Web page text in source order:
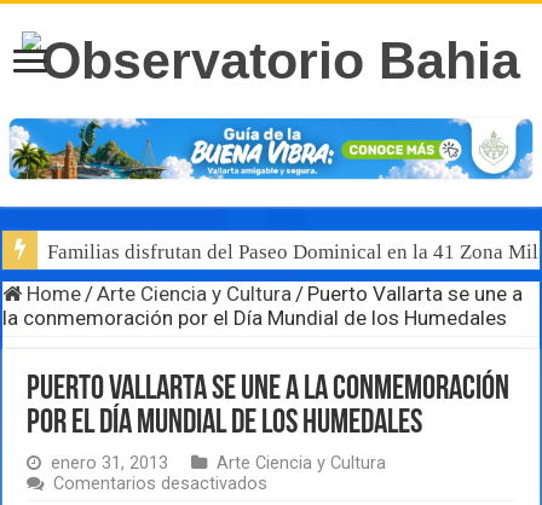
Familias disfrutan del Paseo Dominical en la 41 Zona
Home /Arte Ciencia y Cultura / Puerto Vallarta se une a
la conmemoración por el Día Mundial de los Humedales
Puerto Vallarta se une a la conmemoración
por el Día Mundial de los Humedales
enero 31, 2013
Arte Ciencia y Cultura
Comentarios desactivados